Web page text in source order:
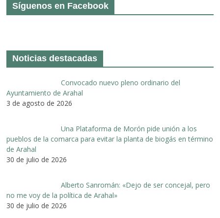
Síguenos en Facebook
Noticias destacadas
Convocado nuevo pleno ordinario del
Ayuntamiento de Arahal
3 de agosto de 2026
Una Plataforma de Morón pide unión a los
pueblos de la comarca para evitar la planta de biogás en término
de Arahal
30 de julio de 2026
Alberto Sanromán: «Dejo de ser concejal, pero
no me voy de la política de Arahal»
30 de julio de 2026